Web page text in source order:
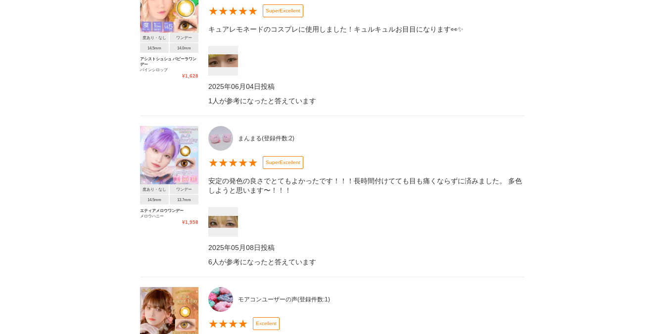
度あり・なし ワンデー
14.5mm 14.0mm
アシストシュシュ パピーラワン
デー
パインシロップ
¥1,628
★★★★★ SuperExcellent
キュアレモネードのコスプレに使用しました！キュルキュルお目目になります👀✨
2025年06月04日投稿
1 人が参考になったと答えています
度あり・なし ワンデー
14.5mm 13.7mm
エティアメロウワンデー
メロウハニー
¥1,958
まんまる(登録件数:2)
★★★★★ SuperExcellent
安定の発色の良さでとてもよかったです！！！長時間付けてても目も痛くならずに済みました。 多色
しようと思います〜！！！
2025年05月08日投稿
6 人が参考になったと答えています
モアコンユーザーの声(登録件数:1)
★★★★ Excellent